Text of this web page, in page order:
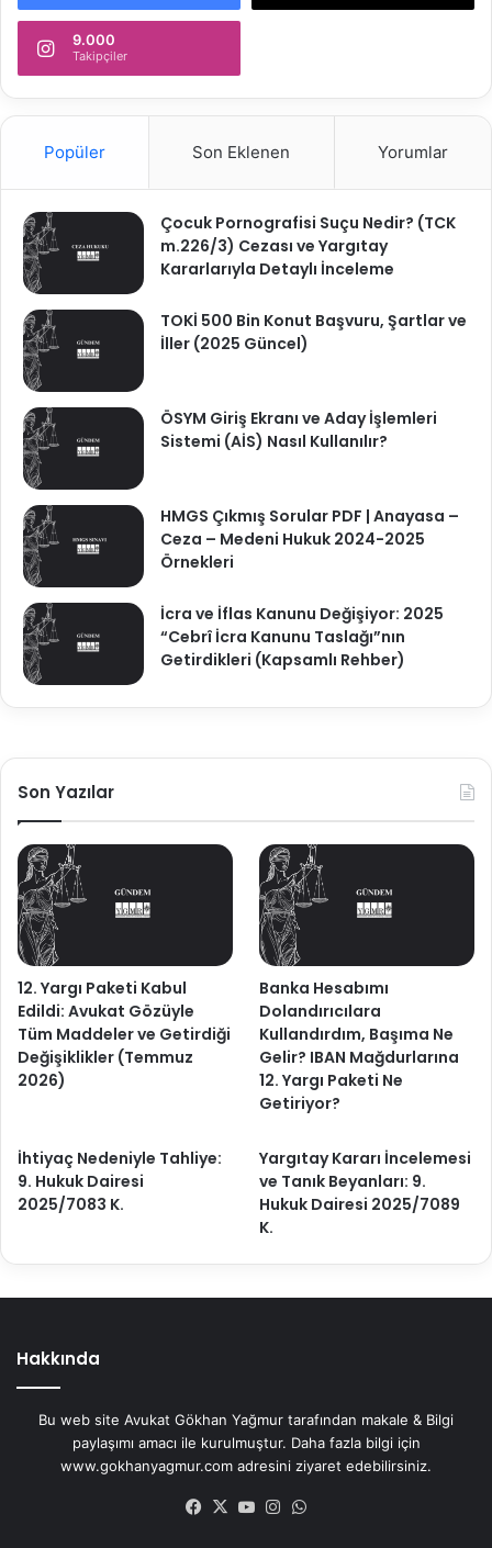
9.000
Takipçiler
Popüler Son Eklenen Yorumlar
Çocuk Pornografisi Suçu Nedir? (TCK
m.226/3) Cezası ve Yargıtay
Kararlarıyla Detaylı İnceleme
TOKİ 500 Bin Konut Başvuru, Şartlar ve
İller (2025 Güncel)
ÖSYM Giriş Ekranı ve Aday İşlemleri
Sistemi (AİS) Nasıl Kullanılır?
HMGS Çıkmış Sorular PDF | Anayasa –
Ceza – Medeni Hukuk 2024-2025
Örnekleri
İcra ve İflas Kanunu Değişiyor: 2025
“Cebrî İcra Kanunu Taslağı”nın
Getirdikleri (Kapsamlı Rehber)
Son Yazılar
12. Yargı Paketi Kabul
Edildi: Avukat Gözüyle
Tüm Maddeler ve Getirdiği
Değişiklikler (Temmuz
2026)
Banka Hesabımı
Dolandırıcılara
Kullandırdım, Başıma Ne
Gelir? IBAN Mağdurlarına
12. Yargı Paketi Ne
Getiriyor?
İhtiyaç Nedeniyle Tahliye:
9. Hukuk Dairesi
2025/7083 K.
Yargıtay Kararı İncelemesi
ve Tanık Beyanları: 9.
Hukuk Dairesi 2025/7089
K.
Hakkında
Bu web site Avukat Gökhan Yağmur tarafından makale & Bilgi
paylaşımı amacı ile kurulmuştur. Daha fazla bilgi için
www.gokhanyagmur.com adresini ziyaret edebilirsiniz.
Facebook
X YouTubeInstagram